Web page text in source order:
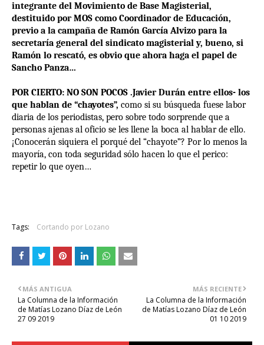
integrante del Movimiento de Base Magisterial,
destituido por MOS como Coordinador de Educación,
previo a la campaña de Ramón García Alvizo para la
secretaría general del sindicato magisterial y, bueno, si
Ramón lo rescató, es obvio que ahora haga el papel de
Sancho Panza…
POR CIERTO: NO SON POCOS .Javier Durán entre ellos- los
que hablan de “chayotes”, como si su búsqueda fuese labor
diaria de los periodistas, pero sobre todo sorprende que a
personas ajenas al oficio se les llene la boca al hablar de ello.
¡Conocerán siquiera el porqué del “chayote”? Por lo menos la
mayoría, con toda seguridad sólo hacen lo que el perico:
repetir lo que oyen…
Tags: Cortando por Lozano
MÁS RECIENTE
La Columna de la Información
de Matías Lozano Díaz de León
01 10 2019
MÁS ANTIGUA
La Columna de la Información
de Matías Lozano Díaz de León
27 09 2019